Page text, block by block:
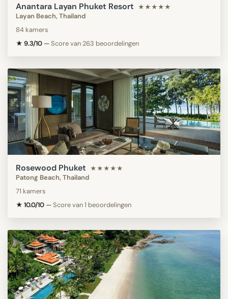
Anantara Layan Phuket Resort ★★★★★
Layan Beach, Thailand
84 kamers
★ 9.3/10 —Score van 263 beoordelingen
Rosewood Phuket ★★★★★
Patong Beach, Thailand
71 kamers
★ 10.0/10 —Score van 1 beoordelingen